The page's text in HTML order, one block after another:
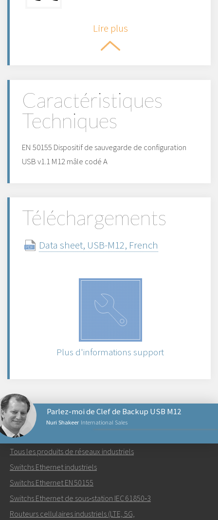
Lire plus
Caractéristiques
Techniques
EN 50155 Dispositif de sauvegarde de configuration
USB v1.1 M12 mâle codé A
Téléchargements
Data sheet, USB-M12, French
Plus d'informations support
Nuri Shakeer International Sales
Parlez‑moi de Clef de Backup USB M12
Envoyer un email à Nuri
PRODUITS RÉSEAUX
Tous les produits de réseaux industriels
Switchs Ethernet industriels
Switchs Ethernet EN 50155
Switchs Ethernet de sous‑station IEC 61850‑3
Routeurs cellulaires industriels (LTE, 5G,